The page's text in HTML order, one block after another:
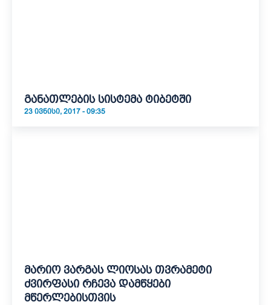
განათლების სისტემა ტიბეტში
23 ᲘᲕᲜᲘᲡᲘ, 2017 - 09:35
მარიო ვარგას ლიოსას თვრამეტი
ძვირფასი რჩევა დამწყები
მწერლებისთვის